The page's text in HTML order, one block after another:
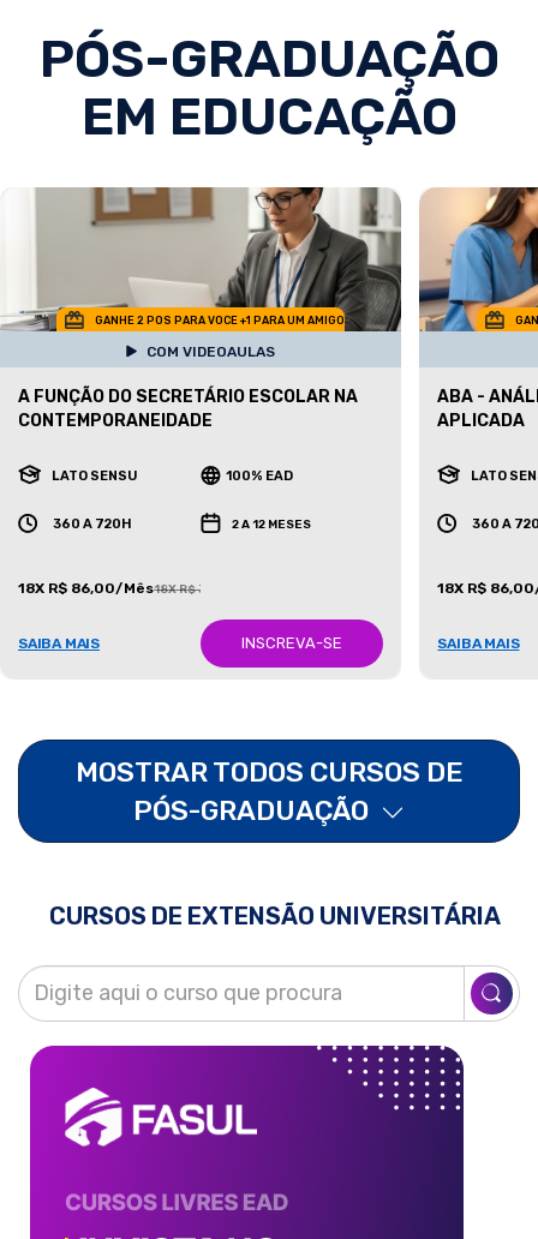
PÓS-GRADUAÇÃO
EM EDUCAÇÃO
GANHE 2 POS PARA VOCE +1 PARA UM AMIGO
COM VIDEOAULAS
A FUNÇÃO DO SECRETÁRIO ESCOLAR NA
CONTEMPORANEIDADE
LATO SENSU 100% EAD
360 A 720H 2 A 12 MESES
18X R$ 86,00/Mês18X R$ 387,00/Mês
SAIBA MAIS INSCREVA-SE
ABA -
APLICADA
LATO
360 A
18X R$
SAIBA MAIS
MOSTRAR TODOS CURSOS DE
PÓS-GRADUAÇÃO
CURSOS DE EXTENSÃO UNIVERSITÁRIA